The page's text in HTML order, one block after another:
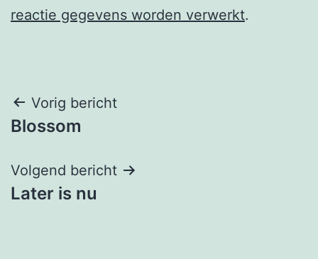
reactie gegevens worden verwerkt.
Berichtnavigatie
Vorig bericht
Blossom
Volgend bericht
Later is nu